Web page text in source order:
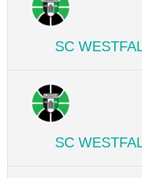
SC
SC